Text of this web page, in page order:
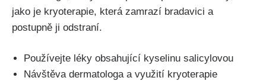
‌jako je kryoterapie, která zamrazí bradavici ​a​
postupně⁢ ji odstraní.
Používejte léky obsahující kyselinu salicylovou
Návštěva dermatologa⁢ a ​využití kryoterapie